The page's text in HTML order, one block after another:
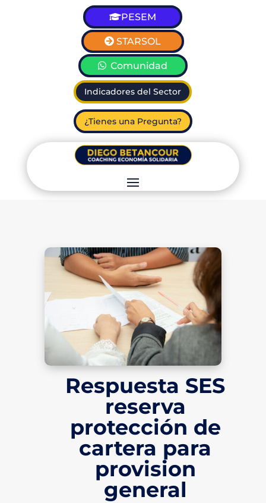
PESEM
STARSOL
Comunidad
Indicadores del Sector
¿Tienes una Pregunta?
Respuesta SES
reserva
protección de
cartera para
provision
general